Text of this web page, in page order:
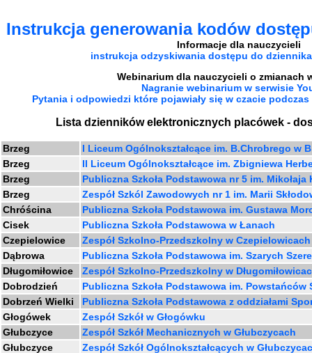
Instrukcja generowania kodów
Informacje dla nauczycieli
instrukcja odzyskiwania dostępu do dziennika
Webinarium dla nauczycieli o zmianach
Nagranie webinarium w serwisie
Pytania i odpowiedzi które pojawiały się w czacie
Lista dzienników elektronicznych placówek -
Brzeg
I Liceum Ogólnokształcące im. B.Chrobrego w
Brzeg
II Liceum Ogólnokształcące im. Zbigniewa
Brzeg
Publiczna Szkoła Podstawowa nr 5 im.
Brzeg
Zespół Szkól Zawodowych nr 1 im. Marii
Chróścina
Publiczna Szkoła Podstawowa im. Gustawa
Cisek
Publiczna Szkoła Podstawowa w Łanach
Czepielowice
Zespół Szkolno-Przedszkolny w Czepielowicach
Dąbrowa
Publiczna Szkoła Podstawowa im. Szarych
Długomiłowice
Zespół Szkolno-Przedszkolny w
Dobrodzień
Publiczna Szkoła Podstawowa im.
Dobrzeń Wielki
Publiczna Szkoła Podstawowa z oddziałami
Głogówek
Zespół Szkół w Głogówku
Głubczyce
Zespół Szkół Mechanicznych w Głubczycach
Głubczyce
Zespół Szkół Ogólnokształcących w